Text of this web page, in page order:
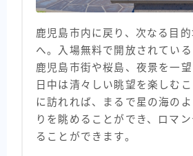
鹿児島市内に戻り、次なる目
へ。入場無料で開放されている
鹿児島市街や桜島、夜景を一望
日中は清々しい眺望を楽しむ
に訪れれば、まるで星の海の
りを眺めることができ、ロマ
ることができます。